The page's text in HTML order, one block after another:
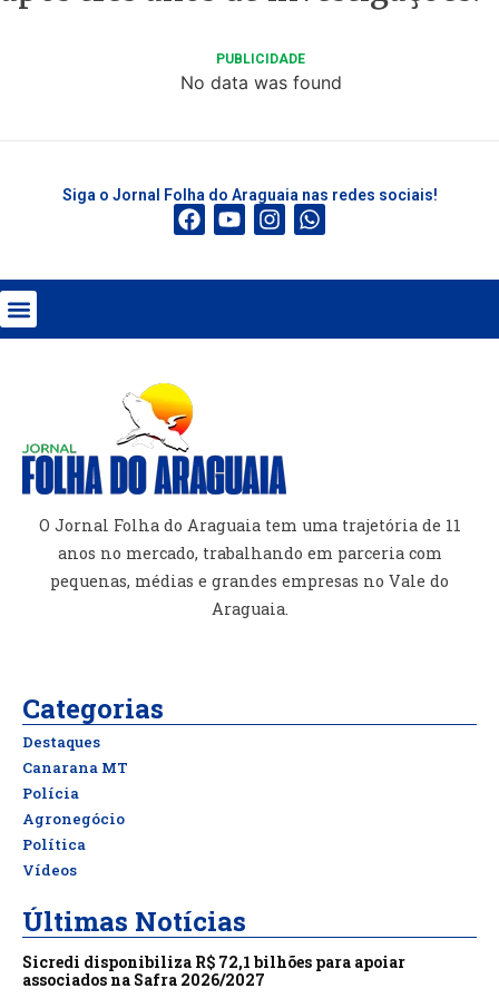
PUBLICIDADE
No data was found
Siga o Jornal Folha do Araguaia nas redes sociais!
O Jornal Folha do Araguaia tem uma trajetória de 11
anos no mercado, trabalhando em parceria com
pequenas, médias e grandes empresas no Vale do
Araguaia.
Categorias
Destaques
Canarana MT
Polícia
Agronegócio
Política
Vídeos
Últimas Notícias
Sicredi disponibiliza R$ 72,1 bilhões para apoiar
associados na Safra 2026/2027